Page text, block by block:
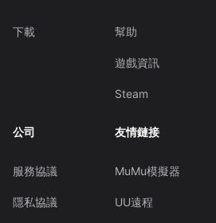
下載 幫助
遊戲資訊
Steam
公司
服務協議
隱私協議
友情鏈接
MuMu模擬器
UU遠程